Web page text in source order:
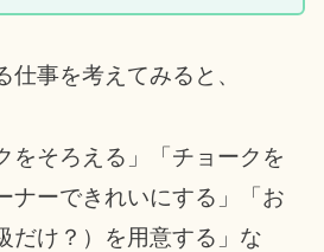
仕事を考えてみると、
をそろえる」「チョークを
ナーできれいにする」「お
だけ？）を用意する」な